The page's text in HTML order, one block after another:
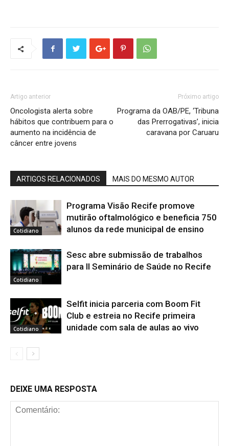
Artigo anterior
Oncologista alerta sobre
hábitos que contribuem para o
aumento na incidência de
câncer entre jovens
Próximo artigo
Programa da OAB/PE, ‘Tribuna
das Prerrogativas’, inicia
caravana por Caruaru
ARTIGOS RELACIONADOS MAIS DO MESMO AUTOR
Cotidiano
Programa Visão Recife promove
mutirão oftalmológico e beneficia 750
alunos da rede municipal de ensino
Cotidiano
Sesc abre submissão de trabalhos
para II Seminário de Saúde no Recife
Cotidiano
Selfit inicia parceria com Boom Fit
Club e estreia no Recife primeira
unidade com sala de aulas ao vivo
DEIXE UMA RESPOSTA